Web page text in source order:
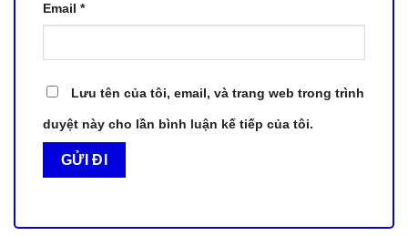
Email *
Lưu tên của tôi, email, và trang web trong trình
duyệt này cho lần bình luận kế tiếp của tôi.